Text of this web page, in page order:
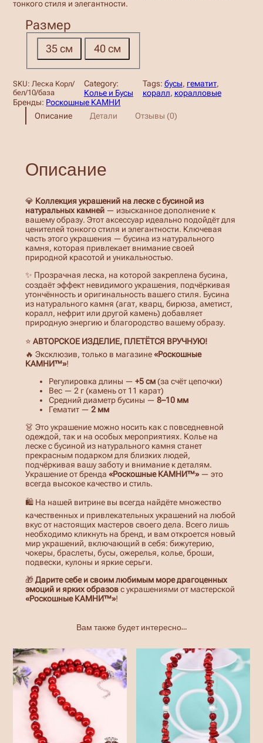
тонкого стиля и элегантности.
Размер
35 см 40 см
SKU: Леска Корл/
бел/10/база
Category:
Колье и Бусы
Tags: бусы, гематит
коралл, коралловые
Бренды: Роскошные КАМНИ
Описание
Детали Отзывы (0)
Описание
💎 Коллекция украшений на леске с бусиной из
натуральных камней— изысканное дополнение к
вашему образу. Этот аксессуар идеально подойдёт для
ценителей тонкого стиля и элегантности. Ключевая
часть этого украшения — бусина из натурального
камня, которая привлекает внимание своей
природной красотой и уникальностью.
✨ Прозрачная леска, на которой закреплена бусина,
создаёт эффект невидимого украшения, подчёркивая
утончённость и оригинальность вашего стиля. Бусина
из натурального камня (агат, кварц, бирюза, аметист,
коралл, нефрит или другой камень) добавляет
природную энергию и благородство вашему образу.
⭐ АВТОРСКОЕ ИЗДЕЛИЕ, ПЛЕТЁТСЯ ВРУЧНУЮ!
🔥 Эксклюзив, только в магазине «Роскошные
КАМНИ™»!
Регулировка длины — +5 см(за счёт цепочки)
Вес — 2 г (камень от 11 карат)
Средний диаметр бусины — 8–10 мм
Гематит — 2 мм
👗 Это украшение можно носить как с повседневной
одеждой, так и на особых мероприятиях. Колье на
леске с бусиной из натурального камня станет
прекрасным подарком для близких людей,
подчёркивая вашу заботу и внимание к деталям.
Украшение от бренда «Роскошные КАМНИ™»— это
всегда высокое качество и стиль.
🛍️ На нашей витрине вы всегда найдёте множество
качественных и привлекательных украшений на любой
вкус от настоящих мастеров своего дела. Всего лишь
необходимо кликнуть на бренд, и вам откроется новый
мир украшений, включающий в себя: бижутерию,
чокеры, браслеты, бусы, ожерелья, колье, броши,
подвески, кулоны и яркие серьги.
🎁 Дарите себе и своим любимым море драгоценных
эмоций и ярких образовс украшениями от мастерской
«Роскошные КАМНИ™»!
Вам также будет интересно…